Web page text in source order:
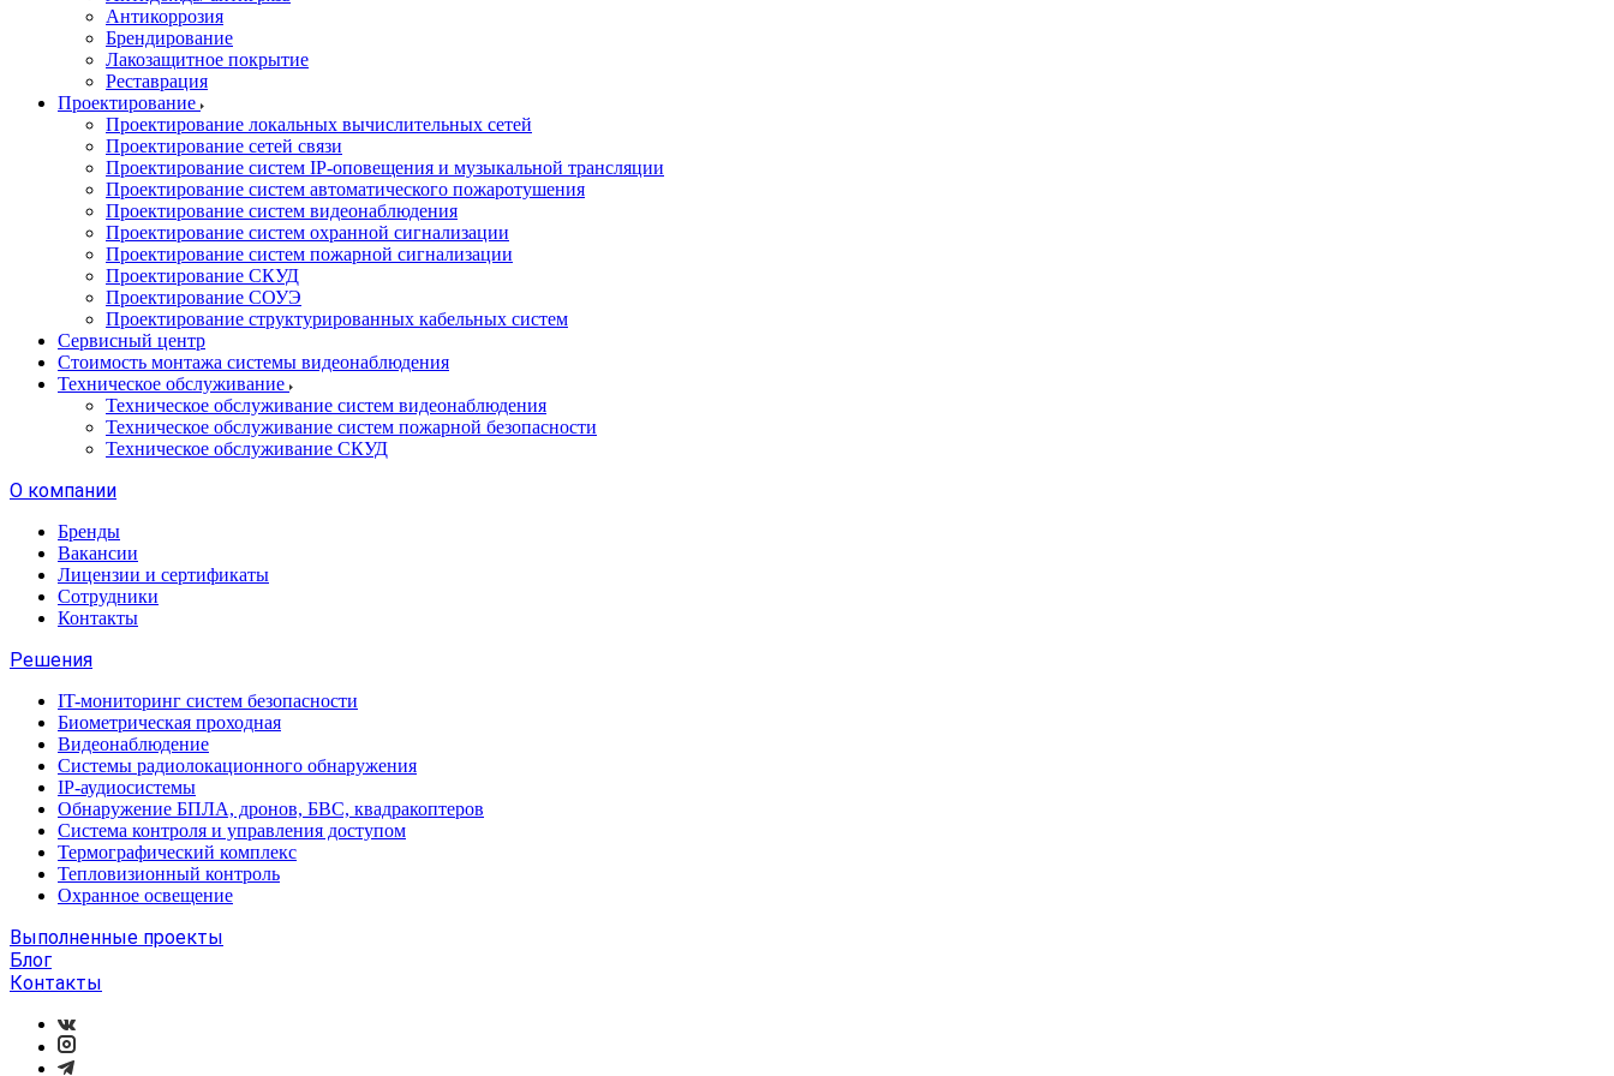
Антикоррозия
Брендирование
Лакозащитное покрытие
Реставрация
Проектирование
Проектирование локальных вычислительных сетей
Проектирование сетей связи
Проектирование систем IP-оповещения и музыкальной трансляции
Проектирование систем автоматического пожаротушения
Проектирование систем видеонаблюдения
Проектирование систем охранной сигнализации
Проектирование систем пожарной сигнализации
Проектирование СКУД
Проектирование СОУЭ
Проектирование структурированных кабельных систем
Сервисный центр
Стоимость монтажа системы видеонаблюдения
Техническое обслуживание
Техническое обслуживание систем видеонаблюдения
Техническое обслуживание систем пожарной безопасности
Техническое обслуживание СКУД
О компании
Бренды
Вакансии
Лицензии и сертификаты
Сотрудники
Контакты
Решения
IT-мониторинг систем безопасности
Биометрическая проходная
Видеонаблюдение
Системы радиолокационного обнаружения
IP-аудиосистемы
Обнаружение БПЛА, дронов, БВС, квадракоптеров
Система контроля и управления доступом
Термографический комплекс
Тепловизионный контроль
Охранное освещение
Выполненные проекты
Блог
Контакты